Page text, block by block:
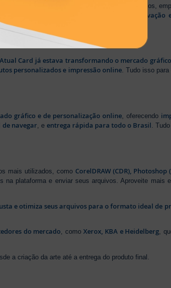
e soluções para atender profissionais autônomos,
tecnologia, inovação
Atual Card já estava transformando o mercado gráfico
personalizados e impressão online. Tudo isso
gráfico e de personalização online , oferecendo
navegar , e entrega rápida para todo o Brasil .
mais utilizados, como CorelDRAW (CDR),
na plataforma e enviar seus arquivos. Aproveite mais
e otimiza seus arquivos para o formato ideal de
do mercado, comoXerox, KBA e Heidelberg,
a criação da arte até a entrega do produto final.